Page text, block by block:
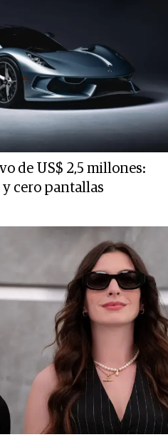
de US$ 2,5 millones:
cero pantallas